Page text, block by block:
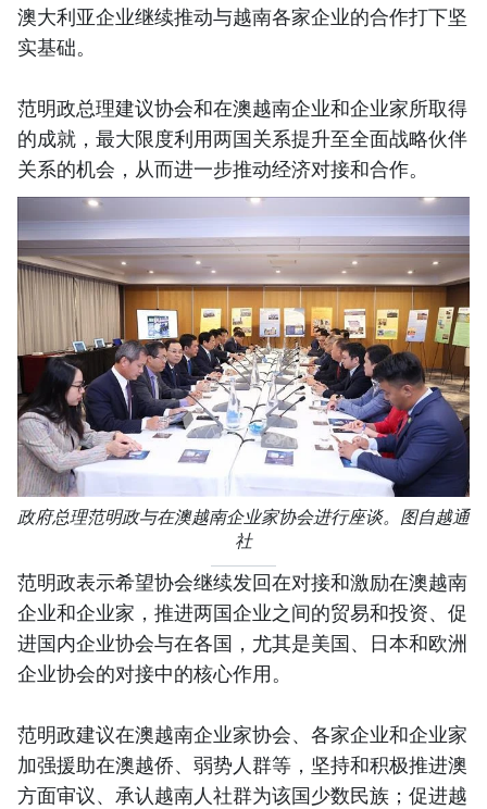
澳大利亚企业继续推动与越南各家企业的合作打下坚
实基础。
范明政总理建议协会和在澳越南企业和企业家所取得
的成就，最大限度利用两国关系提升至全面战略伙伴
关系的机会，从而进一步推动经济对接和合作。
政府总理范明政与在澳越南企业家协会进行座谈。图自越通
社
范明政表示希望协会继续发回在对接和激励在澳越南
企业和企业家，推进两国企业之间的贸易和投资、促
进国内企业协会与在各国，尤其是美国、日本和欧洲
企业协会的对接中的核心作用。
范明政建议在澳越南企业家协会、各家企业和企业家
加强援助在澳越侨、弱势人群等，坚持和积极推进澳
方面审议、承认越南人社群为该国少数民族；促进越